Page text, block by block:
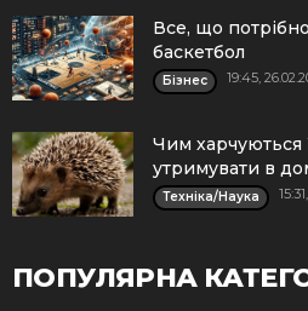
Все, що
баскетбол
Бізнес 19:45,
Чим харчуються
утримувати в
Техніка/Наука
ПОПУЛЯРНА